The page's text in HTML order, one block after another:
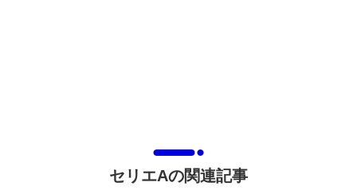
セリエAの関連記事